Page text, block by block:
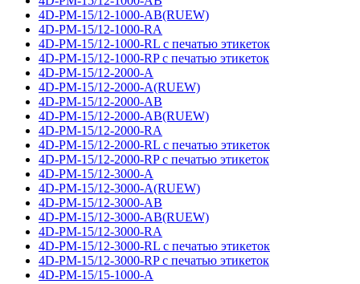
4D-PM-15/12-1000-AB(RUEW)
4D-PM-15/12-1000-RA
4D-PM-15/12-1000-RL с печатью этикеток
4D-PM-15/12-1000-RP с печатью этикеток
4D-PM-15/12-2000-A
4D-PM-15/12-2000-A(RUEW)
4D-PM-15/12-2000-AB
4D-PM-15/12-2000-AB(RUEW)
4D-PM-15/12-2000-RA
4D-PM-15/12-2000-RL с печатью этикеток
4D-PM-15/12-2000-RP с печатью этикеток
4D-PM-15/12-3000-A
4D-PM-15/12-3000-A(RUEW)
4D-PM-15/12-3000-AB
4D-PM-15/12-3000-AB(RUEW)
4D-PM-15/12-3000-RA
4D-PM-15/12-3000-RL с печатью этикеток
4D-PM-15/12-3000-RP с печатью этикеток
4D-PM-15/15-1000-A